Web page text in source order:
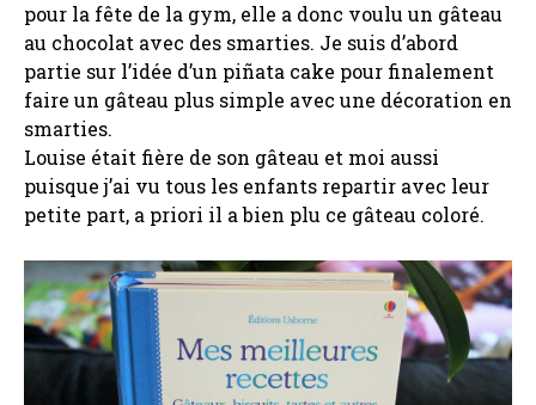
pour la fête de la gym, elle a donc voulu un gâteau
au chocolat avec des smarties. Je suis d’abord
partie sur l’idée d’un piñata cake pour finalement
faire un gâteau plus simple avec une décoration en
smarties.
Louise était fière de son gâteau et moi aussi
puisque j’ai vu tous les enfants repartir avec leur
petite part, a priori il a bien plu ce gâteau coloré.